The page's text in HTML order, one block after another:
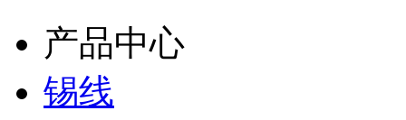
产品中心
锡线